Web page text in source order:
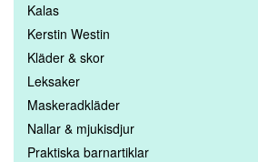
Kalas
Kerstin Westin
Kläder & skor
Leksaker
Maskeradkläder
Nallar & mjukisdjur
Praktiska barnartiklar